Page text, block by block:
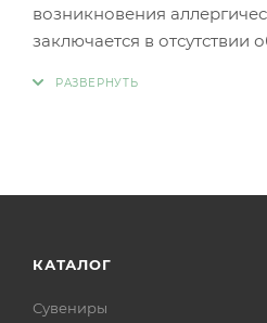
возникновения
заключается в
Золото (особенно
Ниобий.
КАТАЛОГ
Сувениры